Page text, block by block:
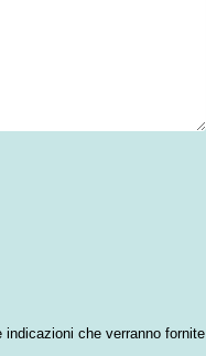
che verranno fornite